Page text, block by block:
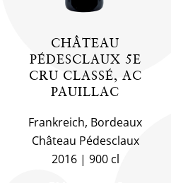
CHÂTEAU
PÉDESCLAUX 5E
CRU CLASSÉ, AC
PAUILLAC
Frankreich, Bordeaux
Château Pédesclaux
2016
900 cl